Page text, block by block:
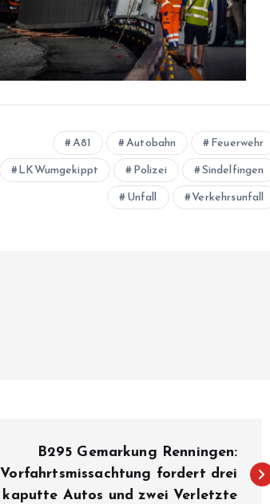
A81 Autobahn Feuerwehr
LKWumgekippt Polizei Sindelfingen
Unfall Verkehrsunfall
B295 Gemarkung Renningen:
Vorfahrtsmissachtung fordert drei
kaputte Autos und zwei Verletzte